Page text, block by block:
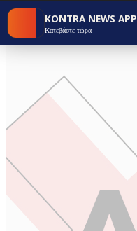
KONTRA NEWS APP
Κατεβάστε τώρα